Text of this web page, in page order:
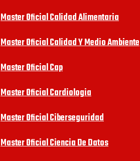
Master Oficial Calidad Alimentaria
Master Oficial Calidad Y Medio Ambiente
Master Oficial Cap
Master Oficial Cardiologia
Master Oficial Ciberseguridad
Master Oficial Ciencia De Datos